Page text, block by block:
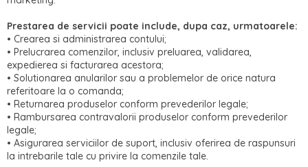
Prestarea de servicii poate include, dupa caz, urmatoarele:
• Crearea si administrarea contului;
• Prelucrarea comenzilor, inclusiv preluarea, validarea,
expedierea si facturarea acestora;
• Solutionarea anularilor sau a problemelor de orice natura
referitoare la o comanda;
• Returnarea produselor conform prevederilor legale;
• Rambursarea contravalorii produselor conform prevederilor
legale;
• Asigurarea serviciilor de suport, inclusiv oferirea de raspunsuri
la intrebarile tale cu privire la comenzile tale.